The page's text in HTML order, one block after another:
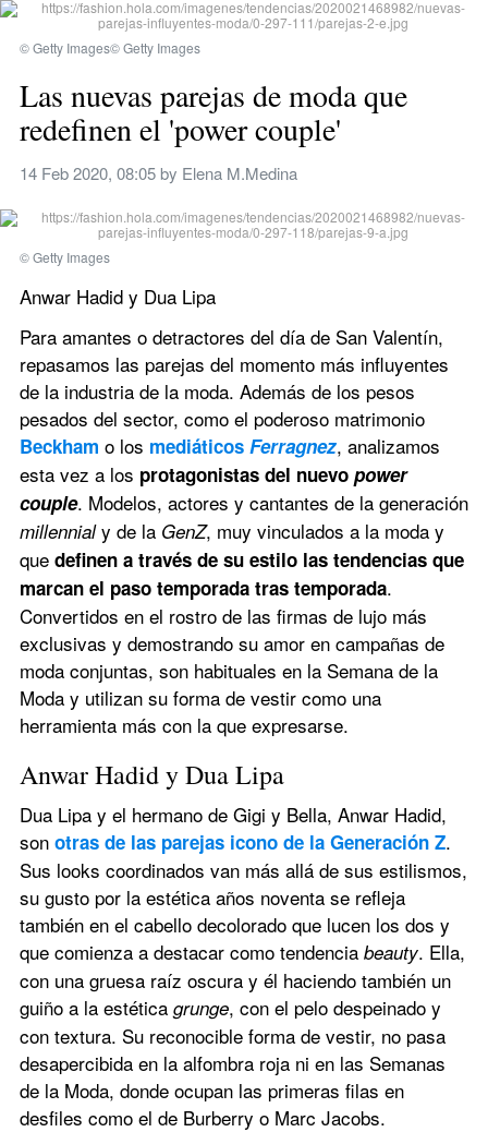
© Getty Images© Getty Images
Las nuevas parejas de moda que
redefinen el 'power couple'
14 Feb 2020, 08:05 by Elena M.Medina
© Getty Images
Anwar Hadid y Dua Lipa
Para amantes o detractores del día de San Valentín,
repasamos las parejas del momento más influyentes
de la industria de la moda. Además de los pesos
Beckham o los mediáticos Ferragnez, analizamos
esta vez a los protagonistas del nuevo power
couple
millennial y de la GenZ, muy vinculados a la moda y
que definen a través de su estilo las tendencias que
marcan el paso temporada tras temporada.
Convertidos en el rostro de las firmas de lujo más
exclusivas y demostrando su amor en campañas de
moda conjuntas, son habituales en la Semana de la
Moda y utilizan su forma de vestir como una
herramienta más con la que expresarse.
Anwar Hadid y Dua Lipa
Dua Lipa y el hermano de Gigi y Bella, Anwar Hadid,
son otras de las parejas icono de la Generación Z.
Sus looks coordinados van más allá de sus estilismos,
su gusto por la estética años noventa se refleja
también en el cabello decolorado que lucen los dos y
que comienza a destacar como tendencia beauty. Ella,
con una gruesa raíz oscura y él haciendo también un
guiño a la estética grunge, con el pelo despeinado y
con textura. Su reconocible forma de vestir, no pasa
desapercibida en la alfombra roja ni en las Semanas
de la Moda, donde ocupan las primeras filas en
desfiles como el de Burberry o Marc Jacobs.